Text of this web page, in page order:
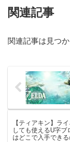
関連記事
関連記事は見つ
【ティアキン】ラ
しても使えるU字ブ
はどこで入手でき